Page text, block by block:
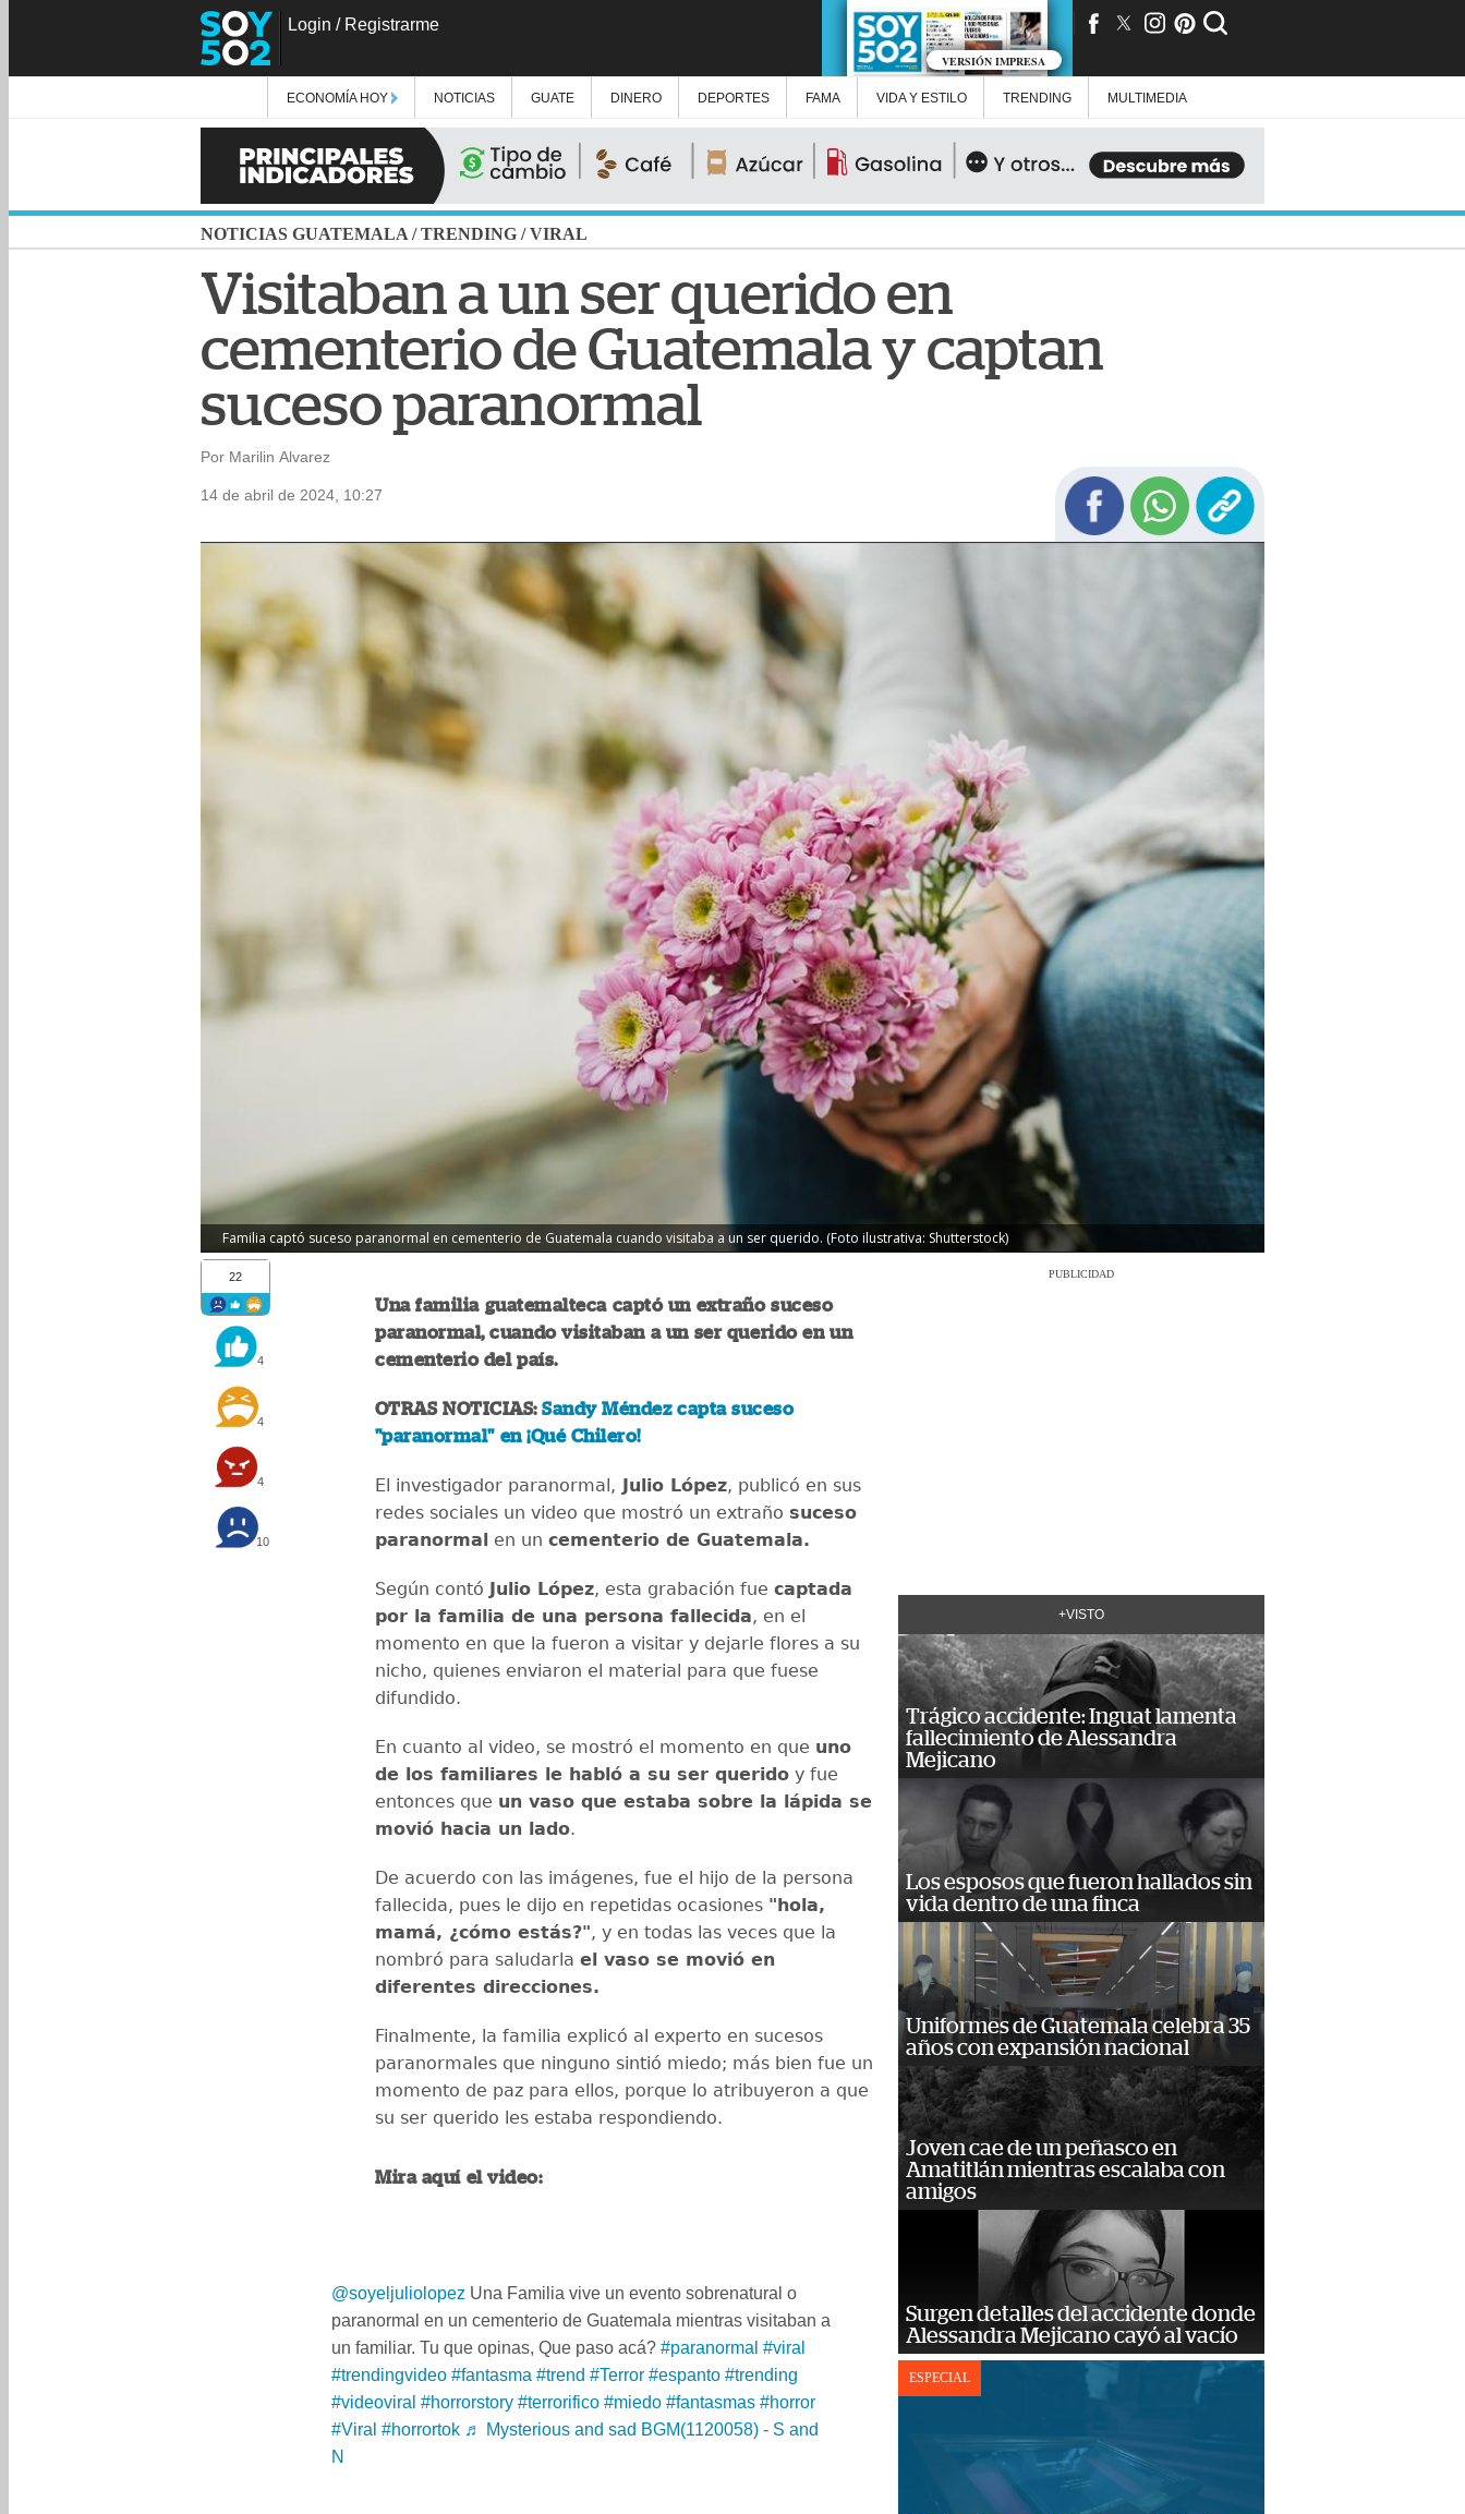
Login / Registrarme
VERSIÓN IMPRESA
ECONOMÍA HOY NOTICIAS GUATE DINERO DEPORTES FAMA VIDA Y ESTILO TRENDING MULTIMEDIA
NOTICIAS GUATEMALA /TRENDING /VIRAL
Visitaban a un ser querido en
cementerio de Guatemala y captan
suceso paranormal
Por Marilin Alvarez
14 de abril de 2024, 10:27
Familia captó suceso paranormal en cementerio de Guatemala cuando visitaba a un ser querido. (Foto ilustrativa: Shutterstock)
22
4
4
4
10
Una familia guatemalteca captó un extraño suceso
paranormal, cuando visitaban a un ser querido en un
cementerio del país.
OTRAS NOTICIAS:Sandy Méndez capta suceso
"paranormal" en ¡Qué Chilero!
El investigador paranormal, Julio López, publicó en sus
redes sociales un video que mostró un extraño suceso
paranormal en un cementerio de Guatemala.
Según contó Julio López, esta grabación fue captada
por la familia de una persona fallecida, en el
momento en que la fueron a visitar y dejarle flores a su
nicho, quienes enviaron el material para que fuese
difundido.
En cuanto al video, se mostró el momento en que uno
de los familiares le habló a su ser querido y fue
entonces que un vaso que estaba sobre la lápida se
movió hacia un lado.
De acuerdo con las imágenes, fue el hijo de la persona
fallecida, pues le dijo en repetidas ocasiones "hola,
mamá, ¿cómo estás?", y en todas las veces que la
nombró para saludarla el vaso se movió en
diferentes direcciones.
Finalmente, la familia explicó al experto en sucesos
paranormales que ninguno sintió miedo; más bien fue un
momento de paz para ellos, porque lo atribuyeron a que
su ser querido les estaba respondiendo.
Mira aquí el video:
@soyeljuliolopez Una Familia vive un evento sobrenatural o
paranormal en un cementerio de Guatemala mientras visitaban a
un familiar. Tu que opinas, Que paso acá? #paranormal #viral
#trendingvideo #fantasma #trend #Terror #espanto #trending
#videoviral #horrorstory #terrorifico #miedo #fantasmas #horror
#Viral #horrortok ♬ Mysterious and sad BGM(1120058) - S and
N
PUBLICIDAD
+VISTO
Trágico accidente: Inguat lamenta
fallecimiento de Alessandra
Mejicano
Los esposos que fueron hallados sin
vida dentro de una finca
Uniformes de Guatemala celebra 35
años con expansión nacional
Joven cae de un peñasco en
Amatitlán mientras escalaba con
amigos
Surgen detalles del accidente donde
Alessandra Mejicano cayó al vacío
ESPECIAL